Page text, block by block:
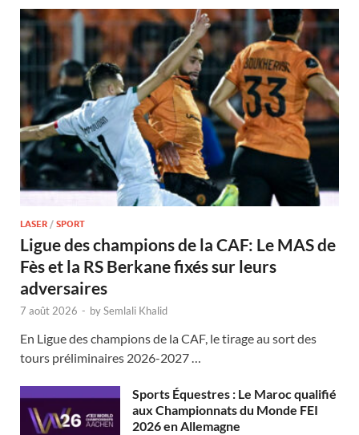
LASER / SPORT
Ligue des champions de la CAF: Le MAS de
Fès et la RS Berkane fixés sur leurs
adversaires
7 août 2026 - bySemlali Khalid
En Ligue des champions de la CAF, le tirage au sort des
tours préliminaires 2026-2027 …
Sports Équestres : Le Maroc qualifié
aux Championnats du Monde FEI
2026 en Allemagne